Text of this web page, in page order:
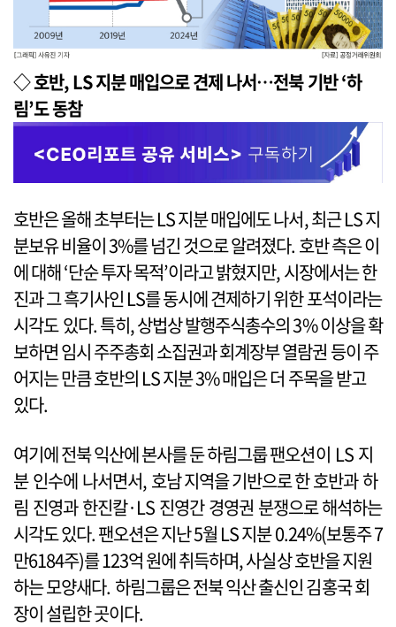
◇ 호반, LS 지분 매입으로 견제 나서…전북 기반 ‘하
림’도 동참
호반은 올해 초부터는 LS 지분 매입에도 나서, 최근 LS 지
분보유 비율이 3%를 넘긴 것으로 알려졌다. 호반 측은 이
에 대해 ‘단순 투자 목적’이라고 밝혔지만, 시장에서는 한
진과 그 흑기사인 LS를 동시에 견제하기 위한 포석이라는
시각도 있다. 특히, 상법상 발행주식총수의 3% 이상을 확
보하면 임시 주주총회 소집권과 회계장부 열람권 등이 주
어지는 만큼 호반의 LS 지분 3% 매입은 더 주목을 받고
있다.
여기에 전북 익산에 본사를 둔 하림그룹 팬오션이 LS 지
분 인수에 나서면서, 호남 지역을 기반으로 한 호반과 하
림 진영과 한진칼·LS 진영간 경영권 분쟁으로 해석하는
시각도 있다. 팬오션은 지난 5월 LS 지분 0.24%(보통주 7
만6184주)를 123억 원에 취득하며, 사실상 호반을 지원
하는 모양새다. 하림그룹은 전북 익산 출신인 김홍국 회
장이 설립한 곳이다.